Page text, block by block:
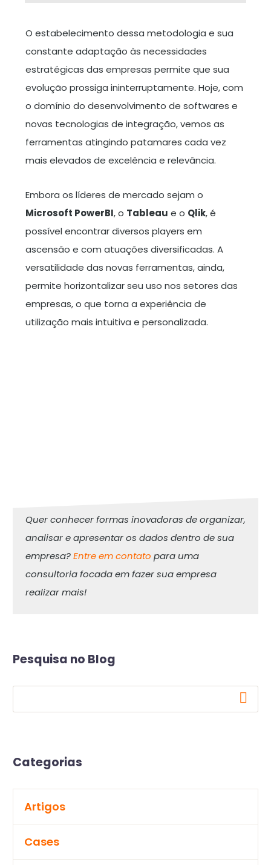
O estabelecimento dessa metodologia e sua
constante adaptação às necessidades
estratégicas das empresas permite que sua
evolução prossiga ininterruptamente. Hoje, com
o domínio do desenvolvimento de softwares e
novas tecnologias de integração, vemos as
ferramentas atingindo patamares cada vez
mais elevados de excelência e relevância.
Embora os líderes de mercado sejam o
Microsoft PowerBI, o Tableau e o Qlik, é
possível encontrar diversos players em
ascensão e com atuações diversificadas. A
versatilidade das novas ferramentas, ainda,
permite horizontalizar seu uso nos setores das
empresas, o que torna a experiência de
utilização mais intuitiva e personalizada.
Quer conhecer formas inovadoras de organizar,
analisar e apresentar os dados dentro de sua
empresa?Entre em contato para uma
consultoria focada em fazer sua empresa
realizar mais!
Pesquisa no Blog
Categorias
Artigos
Cases